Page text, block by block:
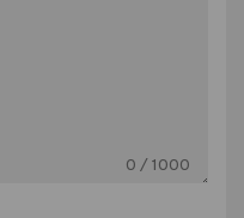
0 / 1000